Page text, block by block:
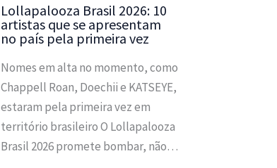
Lollapalooza Brasil 2026: 10
artistas que se apresentam
no país pela primeira vez
Nomes em alta no momento, como
Chappell Roan, Doechii e KATSEYE,
estaram pela primeira vez em
território brasileiro O Lollapalooza
Brasil 2026 promete bombar, não…